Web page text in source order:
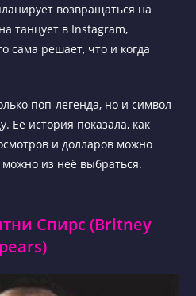
возвращаться на
танцует в Instagram,
сама решает, что и когда
поп-легенда, но и символ
Её история показала, как
и долларов можно
можно из неё выбраться.
Спирс (Britney